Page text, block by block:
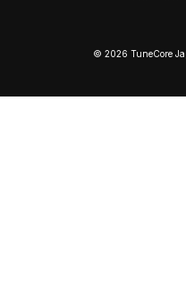
© 2026 TuneCore